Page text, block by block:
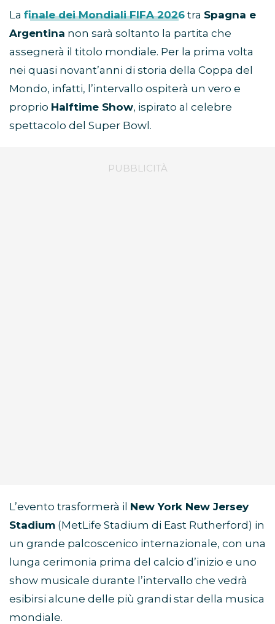
La finale dei Mondiali FIFA 2026 tra Spagna e
Argentina non sarà soltanto la partita che
assegnerà il titolo mondiale. Per la prima volta
nei quasi novant’anni di storia della Coppa del
Mondo, infatti, l’intervallo ospiterà un vero e
proprio Halftime Show, ispirato al celebre
spettacolo del Super Bowl.
L’evento trasformerà il New York New Jersey
Stadium (MetLife Stadium di East Rutherford) in
un grande palcoscenico internazionale, con una
lunga cerimonia prima del calcio d’inizio e uno
show musicale durante l’intervallo che vedrà
esibirsi alcune delle più grandi star della musica
mondiale.